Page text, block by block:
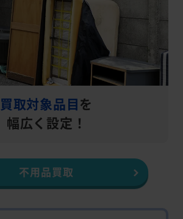
買取対象品目を
幅広く設定！
不用品買取